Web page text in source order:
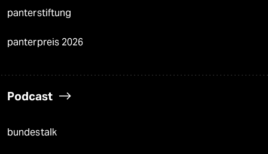
panterstiftung
panterpreis 2026
Podcast
bundestalk